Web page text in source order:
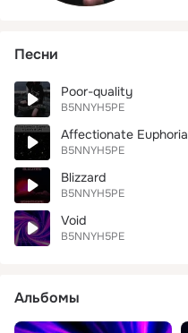
Песни
Poor-quality
B5NNYH5PE
Affectionate Euphoria
B5NNYH5PE
Blizzard
B5NNYH5PE
Void
B5NNYH5PE
Альбомы